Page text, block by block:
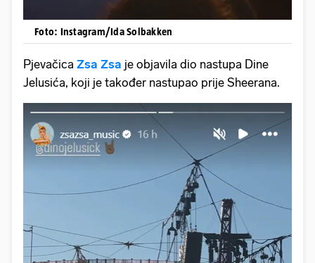
Foto: Instagram/Ida Solbakken
Pjevačica Zsa Zsa je objavila dio nastupa Dine
Jelusića, koji je također nastupao prije Sheerana.